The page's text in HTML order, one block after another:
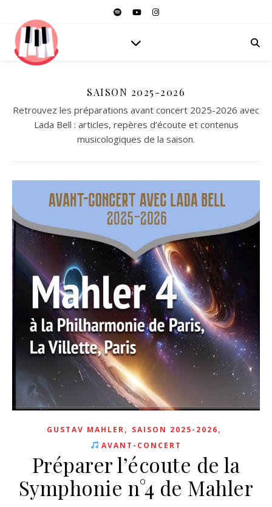
SAISON 2025-2026
Retrouvez les préparations avant concert 2025-2026 avec
Lada Bell : articles, repères d’écoute et contenus
musicologiques de la saison.
GUSTAV MAHLER, SAISON 2025-2026,
AVANT-CONCERT
Préparer l’écoute de la
Symphonie n°4 de Mahler